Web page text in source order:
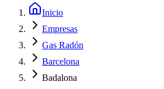
Inicio
Empresas
Gas Radón
Barcelona
Badalona